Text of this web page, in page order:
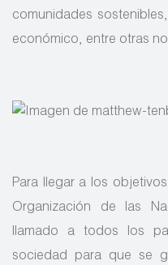
comunidades
económico, entre otras
Para llegar a los
Organización de las
llamado a todos los
sociedad para que se